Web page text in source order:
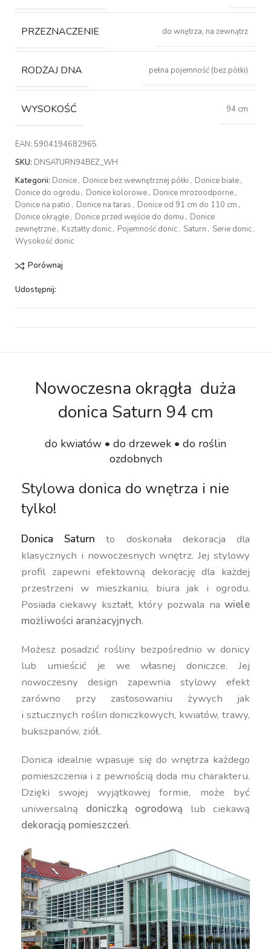
PRZEZNACZENIE do wnętrza, na zewnątrz
RODZAJ DNA pełna pojemność (bez półki)
WYSOKOŚĆ 94 cm
EAN: 5904194682965
SKU: DNSATURN94BEZ_WH
Kategorii: Donice, Donice bez wewnętrznej półki , Donice białe,
Donice do ogrodu , Donice kolorowe, Donice mrozoodporne,
Donice na patio , Donice na taras , Donice od 91 cm do 110 cm ,
Donice okrągłe, Donice przed wejście do domu , Donice
zewnętrzne, Kształty donic, Pojemność donic, Saturn , Serie donic,
Wysokość donic
Porównaj
Udostępnij:
Nowoczesna okrągła duża
donica Saturn 94 cm
do kwiatów • do drzewek • do roślin
ozdobnych
Stylowa donica do wnętrza i nie
tylko!
Donica Saturnto doskonała dekoracja dla
klasycznych i nowoczesnych wnętrz. Jej stylowy
profil zapewni efektowną dekorację dla każdej
przestrzeni w mieszkaniu, biura jak i ogrodu.
Posiada ciekawy kształt, który pozwala na wiele
możliwości aranżacyjnych.
Możesz posadzić rośliny bezpośrednio w donicy
lub umieścić je we własnej doniczce. Jej
nowoczesny design zapewnia stylowy efekt
zarówno przy zastosowaniu żywych jak
i sztucznych roślin doniczkowych, kwiatów, trawy,
bukszpanów, ziół.
Donica idealnie wpasuje się do wnętrza każdego
pomieszczenia i z pewnością doda mu charakteru.
Dzięki swojej wyjątkowej formie, może być
uniwersalną doniczką ogrodową lub ciekawą
dekoracją pomieszczeń.